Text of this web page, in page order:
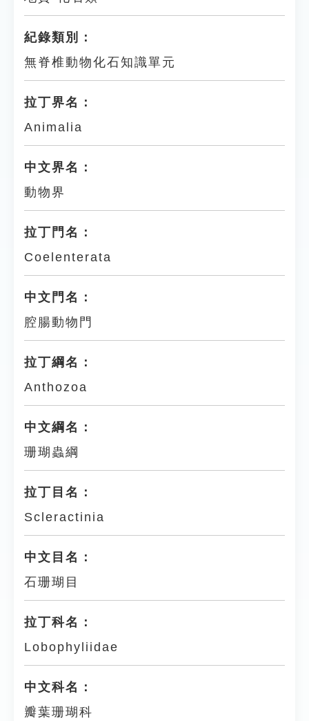
紀錄類別：
無脊椎動物化石知識單元
拉丁界名：
Animalia
中文界名：
動物界
拉丁門名：
Coelenterata
中文門名：
腔腸動物門
拉丁綱名：
Anthozoa
中文綱名：
珊瑚蟲綱
拉丁目名：
Scleractinia
中文目名：
石珊瑚目
拉丁科名：
Lobophyliidae
中文科名：
瓣葉珊瑚科